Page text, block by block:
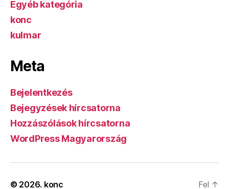
Egyéb kategória
konc
kulmar
Meta
Bejelentkezés
Bejegyzések hírcsatorna
Hozzászólások hírcsatorna
WordPress Magyarország
© 2026. konc Fel ↑